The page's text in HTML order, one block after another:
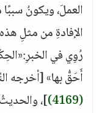
العملَ، ويكونُ
الإفادةِ من مثلِ
رُوِي في
أَحَقُّ بها» [أخرجه
(4169)
]،